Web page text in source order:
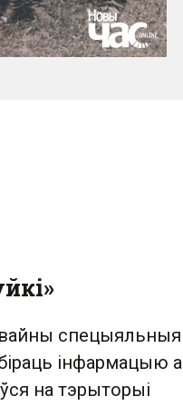
вайны спецыяльныя
інфармацыю
на тэрыторыі